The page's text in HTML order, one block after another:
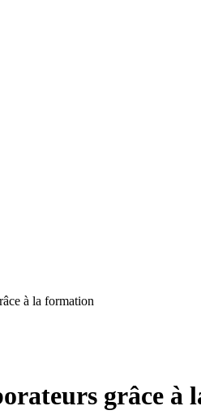
à la formation
grâce à